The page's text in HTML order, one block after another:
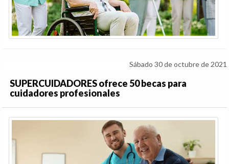
Sábado 30 de octubre de 2021
SUPERCUIDADORES ofrece 50 becas para
cuidadores profesionales